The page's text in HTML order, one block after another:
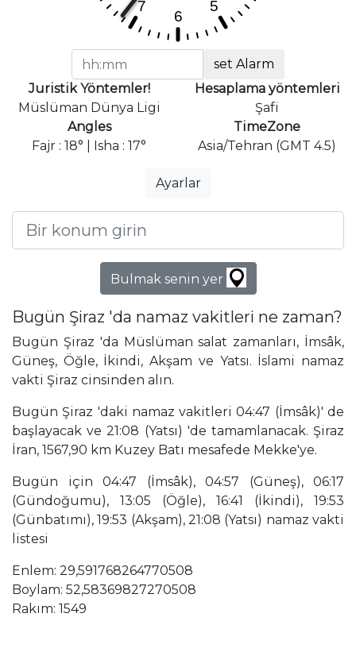
set Alarm
Juristik Yöntemler!
Müslüman Dünya Ligi
Hesaplama yöntemleri
Şafi
Angles
Fajr : 18° | Isha : 17°
TimeZone
Asia/Tehran (GMT 4.5)
Ayarlar
Bulmak senin yer
Bugün Şiraz 'da namaz vakitleri ne zaman?
Bugün Şiraz 'da Müslüman salat zamanları, İmsâk,
Güneş, Öğle, İkindi, Akşam ve Yatsı. İslami namaz
vakti Şiraz cinsinden alın.
Bugün Şiraz 'daki namaz vakitleri 04:47 (İmsâk)' de
başlayacak ve 21:08 (Yatsı) 'de tamamlanacak. Şiraz
İran, 1567,90 km Kuzey Batı mesafede Mekke'ye.
Bugün için 04:47 (İmsâk), 04:57 (Güneş), 06:17
(Gündoğumu), 13:05 (Öğle), 16:41 (İkindi), 19:53
(Günbatımı), 19:53 (Akşam), 21:08 (Yatsı) namaz vakti
listesi
Enlem: 29,591768264770508
Boylam: 52,58369827270508
Rakım: 1549